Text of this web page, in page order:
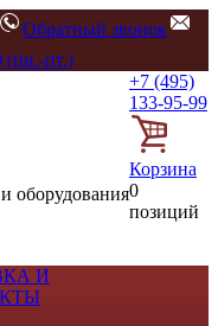
Обратный звонок
(пн.-пт.)
оборудования
+7 (495)
133-95-99
Корзина
0
позиций
И